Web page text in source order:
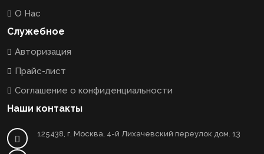
О Нас
Служебное
Авторизация
Прайс-лист
Соглашение о конфиденциальности
Наши контакты
125438, г. Москва, 4-й Лихачевский переулок дом. 13